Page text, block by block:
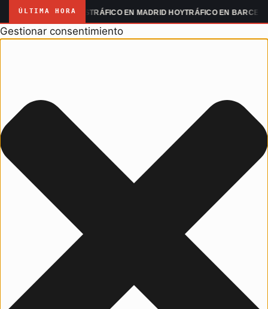
Gestionar consentimiento
ÚLTIMA HORATRÁFICO EN MADRID HOY TRÁFICO EN BARCELONA